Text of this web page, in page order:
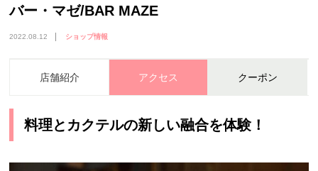
バー・マゼ/BAR MAZE
2022.08.12 ショップ情報
店舗紹介 アクセス クーポン
料理とカクテルの新しい融合を体験！